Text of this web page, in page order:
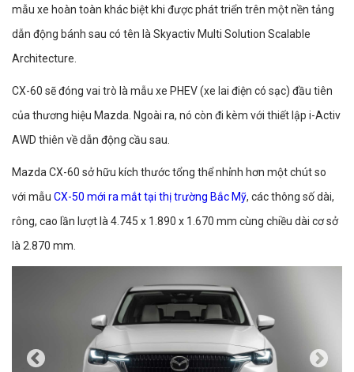
mẫu xe hoàn toàn khác biệt khi được phát triển trên một nền tảng
dẫn động bánh sau có tên là Skyactiv Multi Solution Scalable
Architecture.
CX-60 sẽ đóng vai trò là mẫu xe PHEV (xe lai điện có sạc) đầu tiên
của thương hiệu Mazda. Ngoài ra, nó còn đi kèm với thiết lập i-Activ
AWD thiên về dẫn động cầu sau.
Mazda CX-60 sở hữu kích thước tổng thể nhỉnh hơn một chút so
với mẫu CX-50 mới ra mắt tại thị trường Bắc Mỹ, các thông số dài,
rông, cao lần lượt là 4.745 x 1.890 x 1.670 mm cùng chiều dài cơ sở
là 2.870 mm.